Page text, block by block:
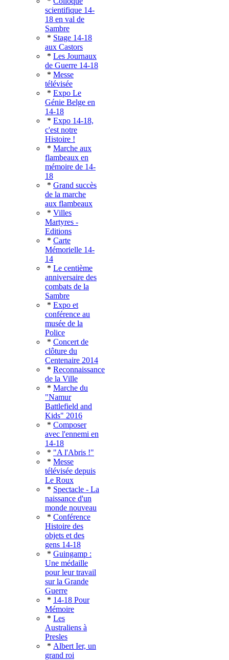
scientifique 14-
18 en val de
Sambre
* Stage 14-18
aux Castors
* Les Journaux
de Guerre 14-18
* Messe
télévisée
* Expo Le
Génie Belge en
14-18
* Expo 14-18,
c'est notre
Histoire !
* Marche aux
flambeaux en
mémoire de 14-
18
* Grand succès
de la marche
aux flambeaux
* Villes
Martyres -
Editions
* Carte
Mémorielle 14-
14
* Le centième
anniversaire des
combats de la
Sambre
* Expo et
conférence au
musée de la
Police
* Concert de
clôture du
Centenaire 2014
* Reconnaissance
de la Ville
* Marche du
"Namur
Battlefield and
Kids" 2016
* Composer
avec l'ennemi en
14-18
* "A l'Abris !"
* Messe
télévisée depuis
Le Roux
* Spectacle - La
naissance d'un
monde nouveau
* Conférence
Histoire des
objets et des
gens 14-18
* Guingamp :
Une médaille
pour leur travail
sur la Grande
Guerre
* 14-18 Pour
Mémoire
* Les
Australiens à
Presles
* Albert Ier, un
grand roi